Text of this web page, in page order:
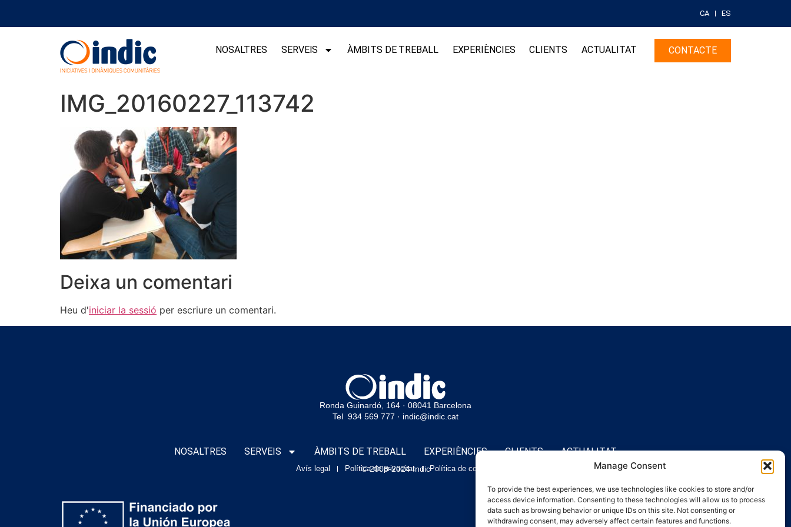
Manage Consent
To provide the best experiences, we use technologies like cookies to store and/or
access device information. Consenting to these technologies will allow us to process
data such as browsing behavior or unique IDs on this site. Not consenting or
withdrawing consent, may adversely affect certain features and functions.
CA ES
NOSALTRES SERVEIS ÀMBITS DE TREBALL EXPERIÈNCIES CLIENTS ACTUALITAT CONTACTE
IMG_20160227_113742
Deixa un comentari
Heu d'iniciar la sessió per escriure un comentari.
Ronda Guinardó, 164 · 08041 Barcelona
Tel 934 569 777 · indic@indic.cat
NOSALTRES SERVEIS ÀMBITS DE TREBALL EXPERIÈNCIES CLIENTS ACTUALITAT
Avís legal Política de privacitat Política de cookies
© 2008-2024 Indic